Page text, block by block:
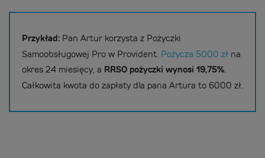
Przykład: Pan Artur korzysta z Pożyczki
Samoobsługowej Pro w Provident. Pożycza 5000 zł na
okres 24 miesięcy, a RRSO pożyczki wynosi 19,75%.
Całkowita kwota do zapłaty dla pana Artura to 6000 zł.